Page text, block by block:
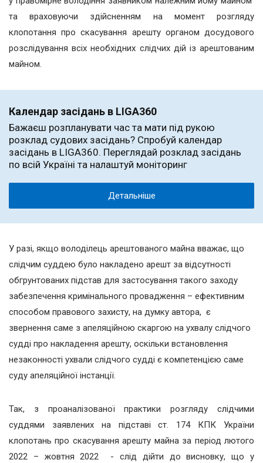
та враховуючи здійсненням на момент розгляду
клопотання про скасування арешту органом досудового
розслідування всіх необхідних слідчих дій із арештованим
майном.
Календар засідань в LIGA360
Бажаєш розпланувати час та мати під рукою
розклад судових засідань? Спробуй календар
засідань в LIGA360. Переглядай розклад засідань
по всій Україні та налаштуй моніторинг
Детальніше
У разі, якщо володілець арештованого майна вважає, що
слідчим суддею було накладено арешт за відсутності
обгрунтованих підстав для застосування такого заходу
забезпечення кримінального провадження – ефективним
способом правового захисту, на думку автора, є
звернення саме з апеляційною скаргою на ухвалу слідчого
судді про накладення арешту, оскільки встановлення
незаконності ухвали слідчого судді є компетенцією саме
суду апеляційної інстанції.
Так, з проаналізованої практики розгляду слідчими
суддями заявлених на підставі ст. 174 КПК України
клопотань про скасування арешту майна за період лютого
2022 – жовтня 2022 - слід дійти до висновку, що у